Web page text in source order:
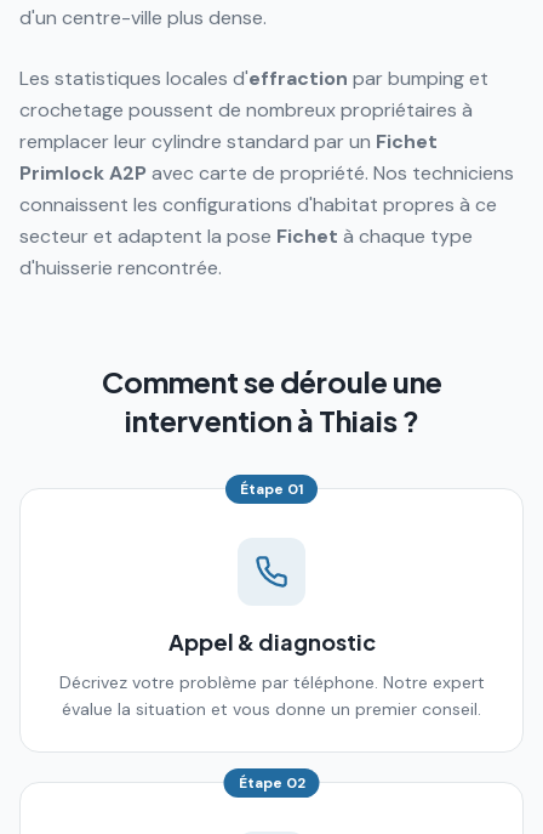
d'un centre-ville plus dense.
Les statistiques locales d'effraction par bumping et
crochetage poussent de nombreux propriétaires à
remplacer leur cylindre standard par un Fichet
PrimlockA2P avec carte de propriété. Nos techniciens
connaissent les configurations d'habitat propres à ce
secteur et adaptent la pose Fichet à chaque type
d'huisserie rencontrée.
Comment se déroule une
intervention à Thiais ?
Étape 01
Appel & diagnostic
Décrivez votre problème par téléphone. Notre expert
évalue la situation et vous donne un premier conseil.
Étape 02